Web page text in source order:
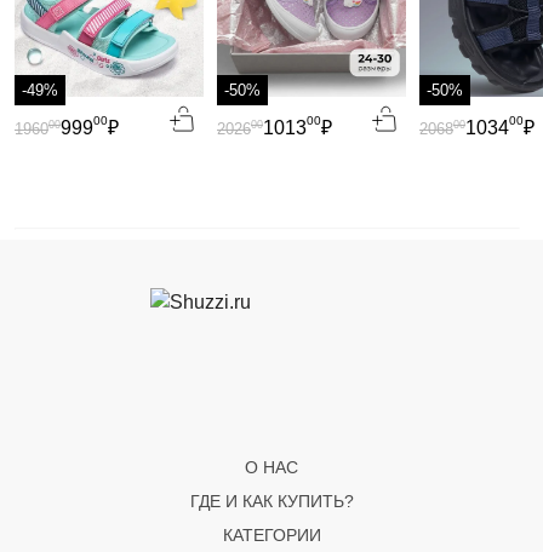
-49%
99900₽
196000
-50%
101300₽
202600
-50%
103400₽
206800
О НАС
ГДЕ И КАК КУПИТЬ?
КАТЕГОРИИ